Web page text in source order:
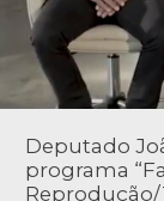
Deputado
programa
Reprodução/